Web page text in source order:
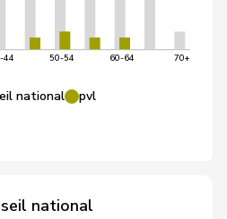
44 50-54 60-64 70+
national pvl
national